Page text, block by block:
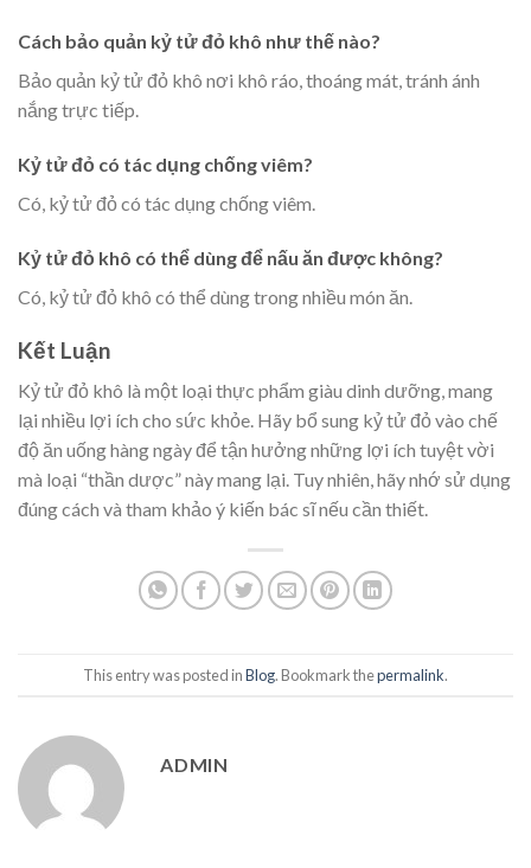
Cách bảo quản kỷ tử đỏ khô như thế nào?
Bảo quản kỷ tử đỏ khô nơi khô ráo, thoáng mát, tránh ánh
nắng trực tiếp.
Kỷ tử đỏ có tác dụng chống viêm?
Có, kỷ tử đỏ có tác dụng chống viêm.
Kỷ tử đỏ khô có thể dùng để nấu ăn được không?
Có, kỷ tử đỏ khô có thể dùng trong nhiều món ăn.
Kết Luận
Kỷ tử đỏ khô là một loại thực phẩm giàu dinh dưỡng, mang
lại nhiều lợi ích cho sức khỏe. Hãy bổ sung kỷ tử đỏ vào chế
độ ăn uống hàng ngày để tận hưởng những lợi ích tuyệt vời
mà loại “thần dược” này mang lại. Tuy nhiên, hãy nhớ sử dụng
đúng cách và tham khảo ý kiến bác sĩ nếu cần thiết.
This entry was posted inBlog. Bookmark thepermalink.
ADMIN